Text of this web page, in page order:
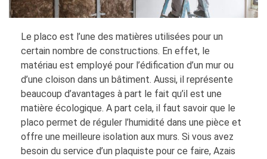
Le placo est l’une des matières utilisées pour un
certain nombre de constructions. En effet, le
matériau est employé pour l’édification d’un mur ou
d’une cloison dans un bâtiment. Aussi, il représente
beaucoup d’avantages à part le fait qu’il est une
matière écologique. A part cela, il faut savoir que le
placo permet de réguler l’humidité dans une pièce et
offre une meilleure isolation aux murs. Si vous avez
besoin du service d’un plaquiste pour ce faire, Azais